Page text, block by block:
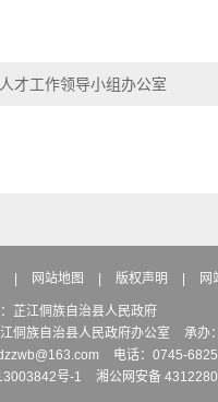
才工作领导小组办公室
网站地图 版权声明 网
芷江侗族自治县人民政府
侗族自治县人民政府办公室
承办
电话：0745-
号-1
湘公网安备